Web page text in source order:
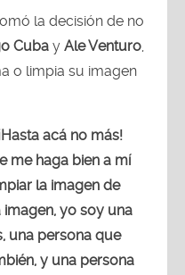
la decisión de no
Cuba y Ale Venturo
o limpia su imagen
acá no más!
me haga bien a mí
la imagen de
yo soy una
una persona que
y una persona